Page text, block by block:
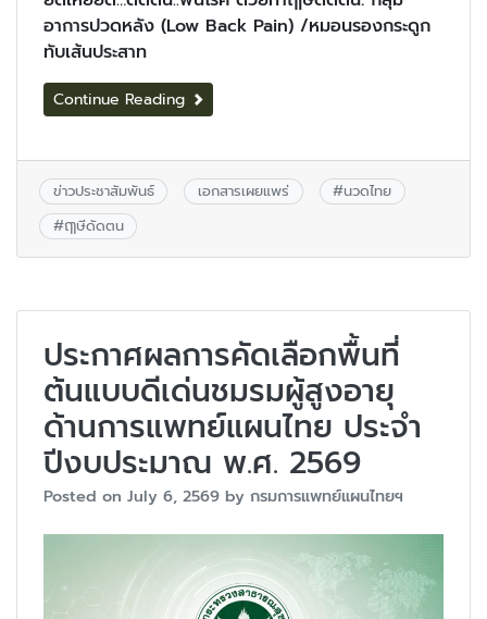
อาการปวดหลัง (Low Back Pain) /หมอนรองกระดูก
ทับเส้นประสาท
Continue Reading
ข่าวประชาสัมพันธ์ เอกสารเผยแพร่ #นวดไทย
#ฤๅษีดัดตน
ประกาศผลการคัดเลือกพื้นที่
ต้นแบบดีเด่นชมรมผู้สูงอายุ
ด้านการแพทย์แผนไทย ประจำ
ปีงบประมาณ พ.ศ. 2569
Posted on July 6, 2569 by กรมการแพทย์แผนไทยฯ